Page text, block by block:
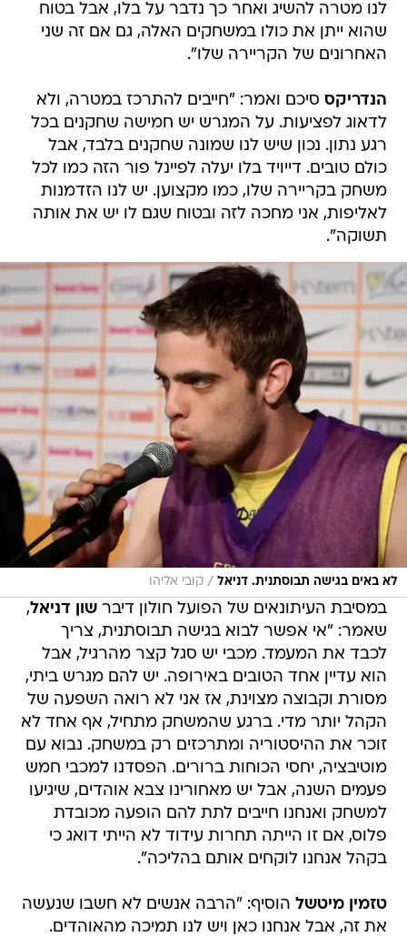
האחרונים של הקריירה שלו".
הנדריקססיכם ואמר: "חייבים להתרכז במטרה, ולא
רגע נתון. נכון שיש לנו שמונה שחקנים בלבד, אבל
כולם טובים. דייויד בלו יעלה לפיינל פור הזה כמו לכל
משחק בקריירה שלו, כמו מקצוען. יש לנו הזדמנות
לאליפות, אני מחכה לזה ובטוח שגם לו יש את אותה
תשוקה".
לא באים בגישה תבוסתנית. דניאל קובי אליהו
במסיבת העיתונאים של הפועל חולון דיברשון דניאל,
שאמר: "אי אפשר לבוא בגישה תבוסתנית, צריך
לכבד את המעמד. מכבי יש סגל קצר מהרגיל, אבל
הוא עדיין אחד הטובים באירופה. יש להם מגרש ביתי,
מסורת וקבוצה מצוינת, אז אני לא רואה השפעה של
הקהל יותר מדי. ברגע שהמשחק מתחיל, אף אחד לא
זוכר את ההיסטוריה ומתרכזים רק במשחק. נבוא עם
מוטיבציה, יחסי הכוחות ברורים. הפסדנו למכבי חמש
פעמים השנה, אבל יש מאחורינו צבא אוהדים, שיגיעו
למשחק ואנחנו חייבים לתת להם הופעה מכובדת
פלוס, אם זו הייתה תחרות עידוד לא הייתי דואג כי
בקהל אנחנו לוקחים אותם בהליכה".
טזמין מיטשלהוסיף: "הרבה אנשים לא חשבו שנעשה
כולם מכירים את מכבי והעבר שלה, אבל זה לא
משנה לנו. נשחק הכי טוב. האוהדים שלנו היו נהדרים